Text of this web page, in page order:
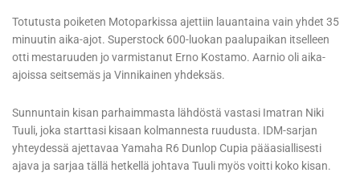
Totutusta poiketen Motoparkissa ajettiin lauantaina vain yhdet 35
minuutin aika-ajot. Superstock 600-luokan paalupaikan itselleen
otti mestaruuden jo varmistanut Erno Kostamo. Aarnio oli aika-
ajoissa seitsemäs ja Vinnikainen yhdeksäs.
Sunnuntain kisan parhaimmasta lähdöstä vastasi Imatran Niki
Tuuli, joka starttasi kisaan kolmannesta ruudusta. IDM-sarjan
yhteydessä ajettavaa Yamaha R6 Dunlop Cupia pääasiallisesti
ajava ja sarjaa tällä hetkellä johtava Tuuli myös voitti koko kisan.